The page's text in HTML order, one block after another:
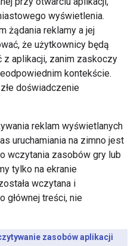
wyświetlenia.
żądania reklamy a jej
że użytkownicy będą
aplikacji, zanim zaskoczy
kontekście.
doświadczenie
reklam wyświetlanych
uruchamiania na zimno jest
wczytania zasobów gry lub
tylko na ekranie
wczytana i
głównej treści, nie
zasobów aplikacji